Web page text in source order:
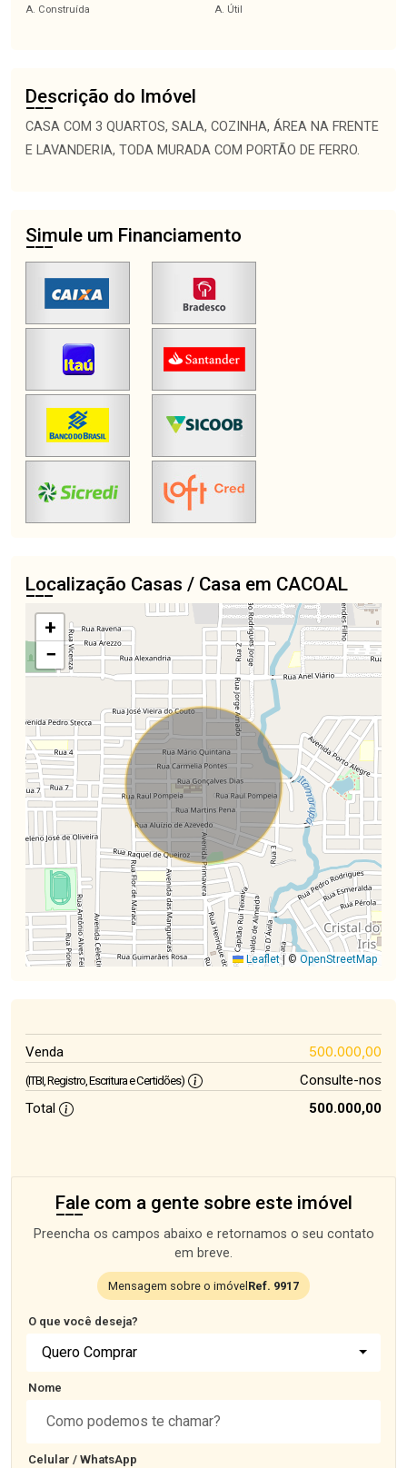
A. Construída A. Útil
Descrição do Imóvel
CASA COM 3 QUARTOS, SALA, COZINHA, ÁREA NA FRENTE
E LAVANDERIA, TODA MURADA COM PORTÃO DE FERRO.
Simule um Financiamento
Localização Casas / Casa em CACOAL
+
−
Leaflet |© OpenStreetMap
Venda 500.000,00
(ITBI, Registro, Escritura e Certidões)
Consulte-nos
Total
500.000,00
Fale com a gente sobre este imóvel
Preencha os campos abaixo e retornamos o seu contato
em breve.
Mensagem sobre o imóvel Ref. 9917
O que você deseja?
Quero Comprar
Nome
Celular / WhatsApp